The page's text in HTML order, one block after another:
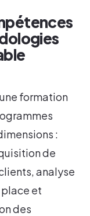
formation
:
de
analyse
et
des